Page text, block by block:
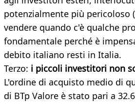
potenzialmente più pericoloso
vendere quando c'è qualche
fondamentale perché è
debito italiano resti in Italia.
Terzo: i piccoli investitori non
L'ordine di acquisto medio di
di BTp Valore è stato pari a